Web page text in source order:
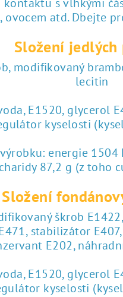
ovocem atd. Dbejte
Složení jedlých
modifikovaný
lecitin
E1520, glycerol
kyselosti
energie
87,2 g (z toho
Složení
škrob
stabilizátor
E202,
E1520, glycerol
kyselosti